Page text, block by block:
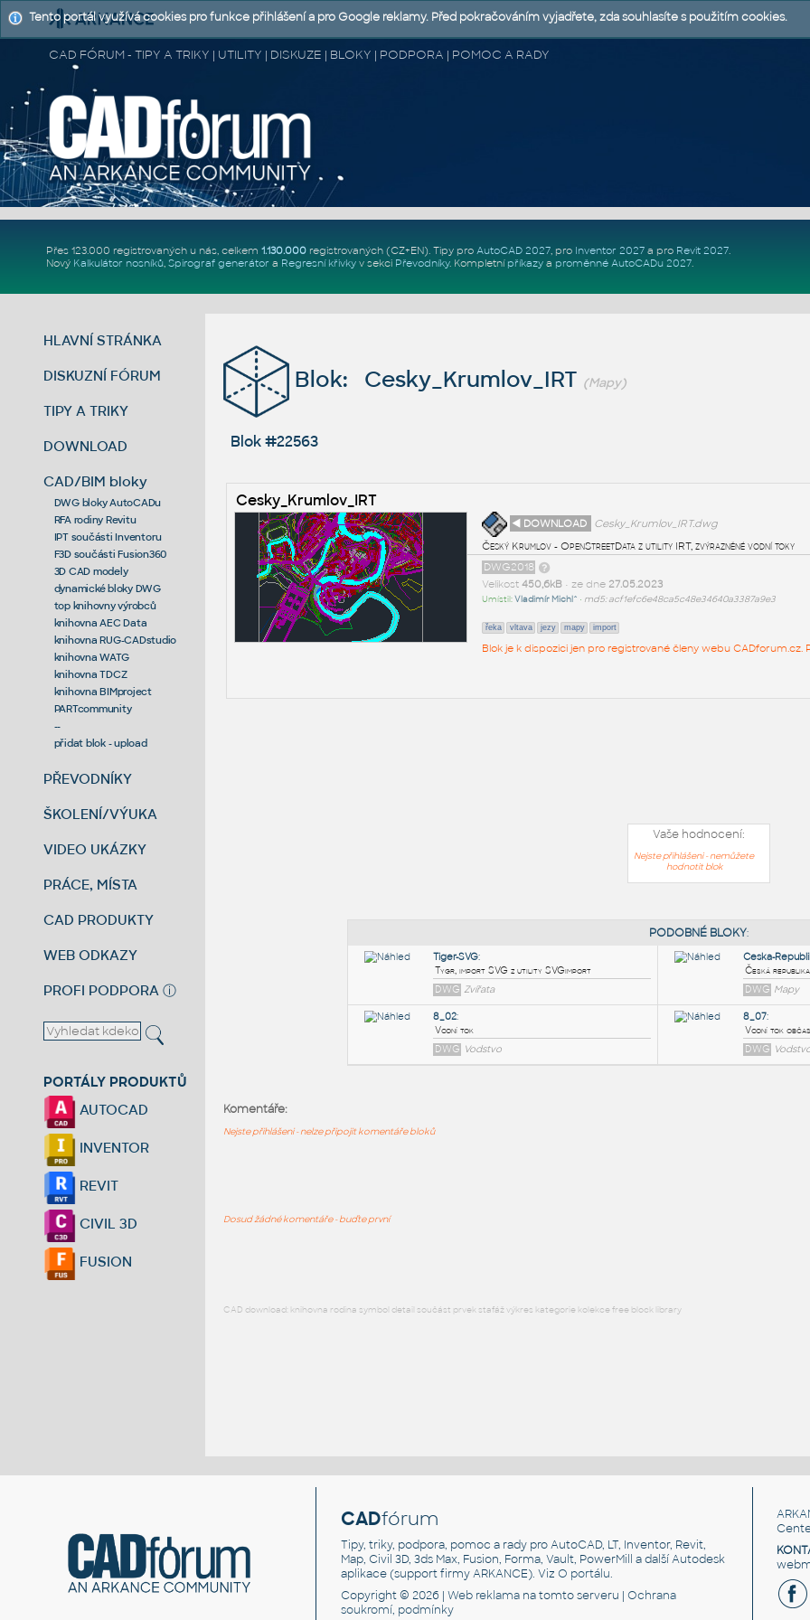
CAD FÓRUM - TIPY A TRIKY | UTILITY | DISKUZE | BLOKY | PODPORA | POMOC A RADY
Přes 123.000 registrovaných u nás, celkem 1.130.000registrovaných (CZ+EN). Tipy pro AutoCAD 2027, pro Inventor 2027a pro Revit 2027.
Nový Kalkulátor nosníků, Spirograf generátor a Regresní křivkyv sekci Převodníky. Kompletní příkazya proměnné AutoCADu 2027.
HLAVNÍ STRÁNKA
DISKUZNÍ FÓRUM
TIPY A TRIKY
DOWNLOAD
CAD/BIM bloky
DWG bloky AutoCADu
RFA rodiny Revitu
IPT součásti Inventoru
F3D součásti Fusion360
3D CAD modely
dynamické bloky DWG
top knihovny výrobců
knihovna AEC Data
knihovna RUG-CADstudio
knihovna WATG
knihovna TDCZ
knihovna BIMproject
PARTcommunity
--
přidat blok - upload
PŘEVODNÍKY
ŠKOLENÍ/VÝUKA
VIDEO UKÁZKY
PRÁCE, MÍSTA
CAD PRODUKTY
WEB ODKAZY
PROFI PODPORA ⓘ
PORTÁLY PRODUKTŮ
AUTOCAD
INVENTOR
REVIT
CIVIL 3D
FUSION
Blok: Cesky_Krumlov_IRT (Mapy)
Blok #22563
Cesky_Krumlov_IRT
◄ DOWNLOAD
Cesky_Krumlov_IRT.dwg
Český Krumlov - OpenStreetData z utility IRT, zvýrazněné vodní toky
DWG2018
Velikost 450,6kB• ze dne 27.05.2023
Umístil:Vladimír Michl^ • md5: acf1efc6e48ca5c48e34640a3387a9e3
řeka vltava jezy mapy import
Blok je k dispozici jen pro registrované členy webu CADforum.cz.
Vaše hodnocení:
Nejste přihlášeni - nemůžete
hodnotit blok
Komentáře:
Nejste přihlášeni - nelze připojit komentáře bloků
Dosud žádné komentáře - buďte první
CAD download: knihovna rodina symbol detail součást prvek stafáž výkres kategorie kolekce free block library
CADfórum
Tipy, triky, podpora, pomoc a rady pro AutoCAD, LT, Inventor, Revit,
Map, Civil 3D, 3ds Max, Fusion, Forma, Vault, PowerMill a další Autodesk
aplikace (support firmy ARKANCE). VizO portálu.
Copyright © 2026 |Web reklama na tomto serveru |Ochrana
soukromí, podmínky
Tento portál využívá cookies pro funkce přihlášení a pro Google reklamy. Před pokračováním vyjadřete, zda souhlasíte s použitím cookies.